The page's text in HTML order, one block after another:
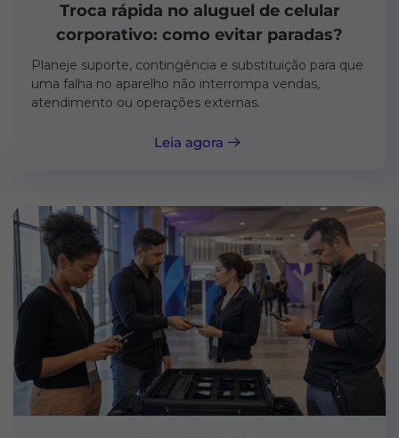
Troca rápida no aluguel de celular
corporativo: como evitar paradas?
Planeje suporte, contingência e substituição para que
uma falha no aparelho não interrompa vendas,
atendimento ou operações externas.
Leia agora